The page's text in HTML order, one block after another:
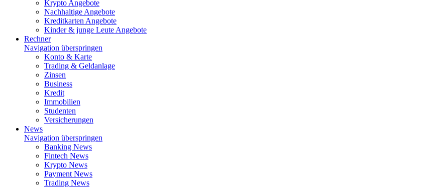
Krypto Angebote
Nachhaltige Angebote
Kreditkarten Angebote
Kinder & junge Leute Angebote
Rechner
Navigation überspringen
Konto & Karte
Trading & Geldanlage
Zinsen
Business
Kredit
Immobilien
Studenten
Versicherungen
News
Navigation überspringen
Banking News
Fintech News
Krypto News
Payment News
Trading News